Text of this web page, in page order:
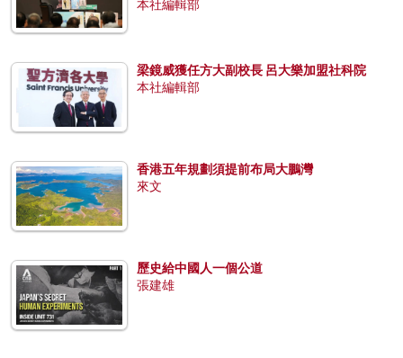
本社編輯部
梁鏡威獲任方大副校長 呂大樂加盟社科院
本社編輯部
香港五年規劃須提前布局大鵬灣
來文
歷史給中國人一個公道
張建雄